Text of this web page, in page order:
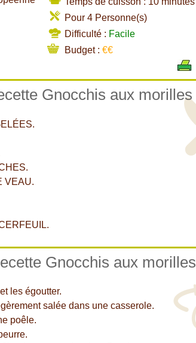
Pour 4 Personne(s)
Difficulté : Facile
Budget :€€
Gnocchis aux morilles
VEAU.
Gnocchis aux morilles
les égoutter.
salée dans une casserole.
poêle.